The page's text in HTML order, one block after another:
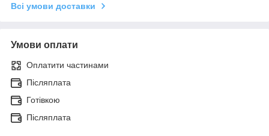
Всі умови доставки
Умови оплати
Оплатити частинами
Післяплата
Готівкою
Післяплата